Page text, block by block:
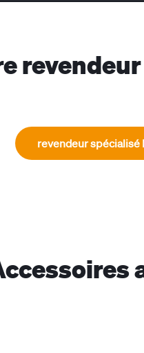
revendeur spécialisé